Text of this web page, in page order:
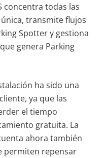
concentra todas las
transmite flujos
Spotter y gestiona
genera Parking
ha sido una
ya que las
el tiempo
gratuita. La
ahora también
permiten repensar